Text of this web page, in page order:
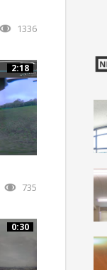
1336
2:18
735
0:30